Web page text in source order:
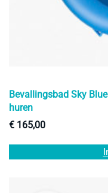
Bevallingsbad Sky
huren
€ 165,00